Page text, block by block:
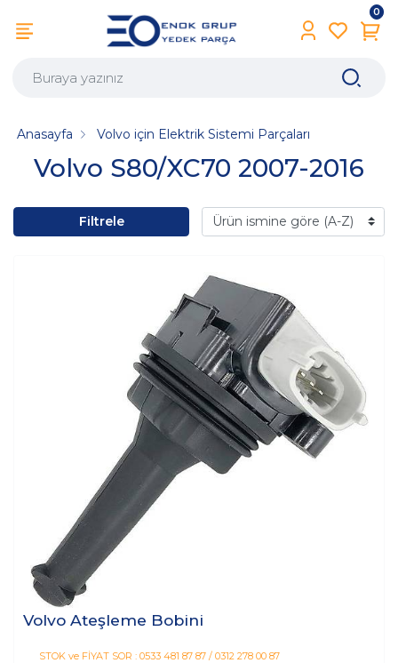
0
Volvo S80/XC70 2007-2016
Anasayfa Volvo için Elektrik Sistemi Parçaları
Filtrele
Volvo Ateşleme Bobini
STOK ve FİYAT SOR : 0533 481 87 87 / 0312 278 00 87